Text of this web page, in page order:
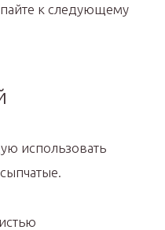
к следующему
использовать